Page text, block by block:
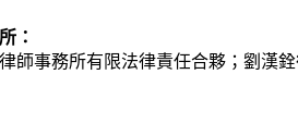
：
師事務所有限法律責任合夥；劉漢